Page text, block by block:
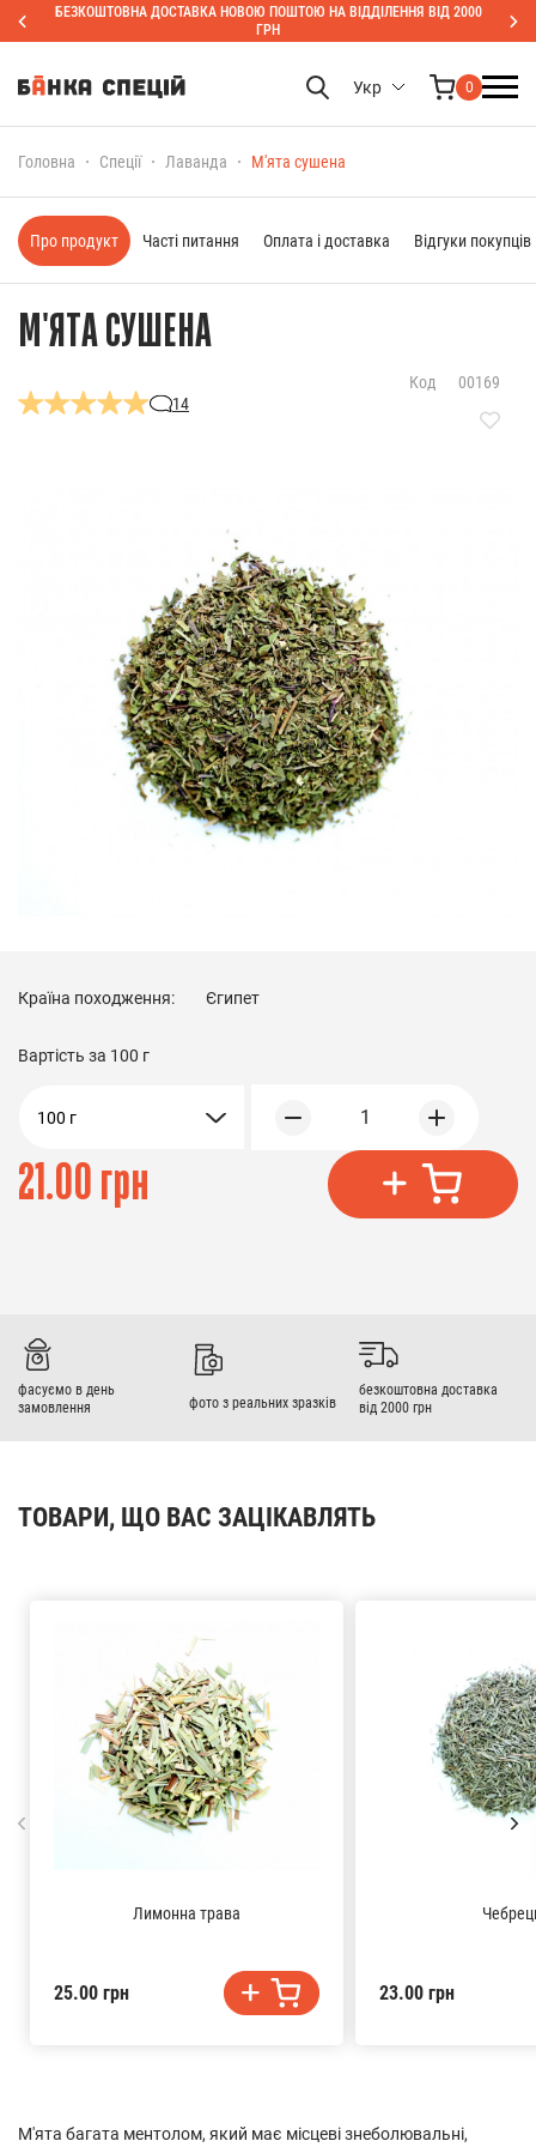
БЕЗКОШТОВНА ДОСТАВКА НОВОЮ ПОШТОЮ НА ВІДДІЛЕННЯ ВІД 2000
ГРН
Укр 0
Головна Спеції Лаванда М'ята сушена
М'ЯТА СУШЕНА
14
Код 00169
Країна походження: Єгипет
Вартість за 100 г
100 г 1
21.00 грн
Про продукт Часті питання Оплата і доставка Відгуки покупців
фасуємо в день
замовлення
фото з реальних зразків
безкоштовна доставка
від 2000 грн
М'ята багата ментолом, який має місцеві знеболювальні,
ТОВАРИ, ЩО ВАС ЗАЦІКАВЛЯТЬ
Лимонна трава
25.00 грн 23.00 грн